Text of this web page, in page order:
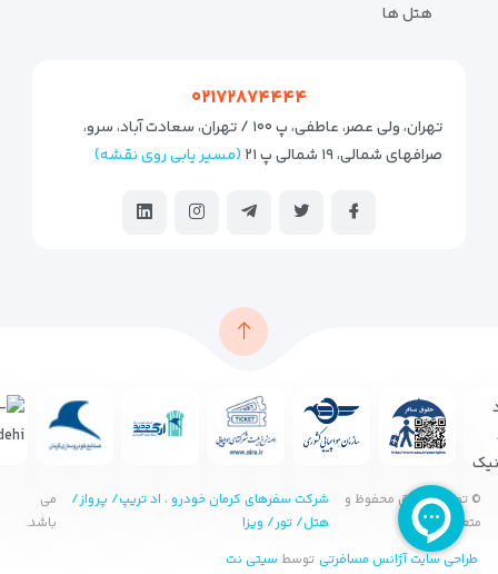
هتل ها
۰۲۱۷۲۸۷۴۴۴۴
تهران، ولی عصر، عاطفی، پ ۱۰۰ / تهران، سعادت آباد، سرو،
صرافهای شمالی، ۱۹ شمالی پ ۲۱
(مسیر یابی روی نقشه)
© تمامی حقوق محفوظ و
متعلق به
شرکت سفرهای کرمان خودرو ، اد تریپ/ پرواز/
هتل/ تور/ ویزا
می
باشد.
طراحی سایت آژانس مسافرتی توسط سیتی نت